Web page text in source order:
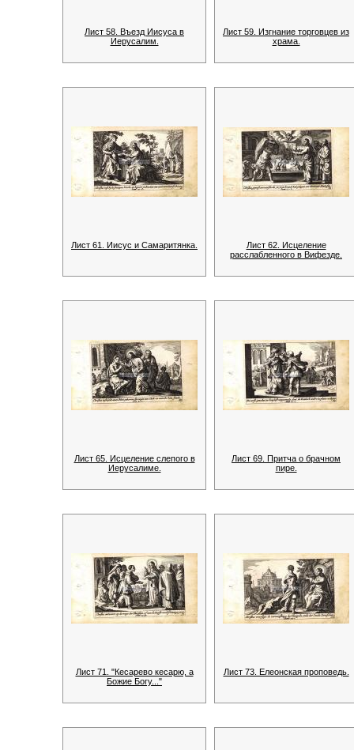
Лист 58. Въезд Иисуса в
Иерусалим.
Лист 59. Изгнание торговцев из
храма.
Лист 61. Иисус и Самаритянка.
Лист 62. Исцеление
расслабленного в Вифезде.
Лист 65. Исцеление слепого в
Иерусалиме.
Лист 69. Притча о брачном
пире.
Лист 71. "Кесарево кесарю, а
Божие Богу..."
Лист 73. Елеонская проповедь.